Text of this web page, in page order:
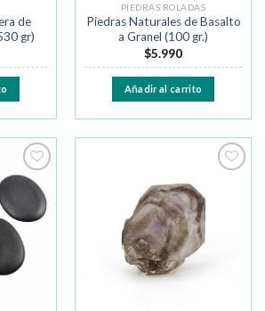
de
gr)
PIEDRAS ROLADAS
Piedras Naturales de Basalto
a Granel (100 gr.)
$5.990
Añadir al carrito
Añadir
lista de
deseos